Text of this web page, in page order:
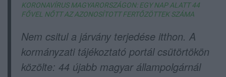
KORONAVÍRUS MAGYARORSZÁGON: EGY NAP ALATT 44
FŐVEL NŐTT AZ AZONOSÍTOTT FERTŐZÖTTEK SZÁMA
Nem csitul a járvány terjedése itthon. A
kormányzati tájékoztató portál csütörtökön
közölte: 44 újabb magyar állampolgárnál